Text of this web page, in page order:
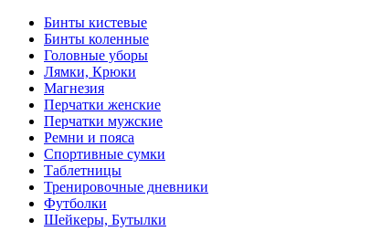
Бинты кистевые
Бинты коленные
Головные уборы
Лямки, Крюки
Магнезия
Перчатки женские
Перчатки мужские
Ремни и пояса
Спортивные сумки
Таблетницы
Тренировочные дневники
Футболки
Шейкеры, Бутылки